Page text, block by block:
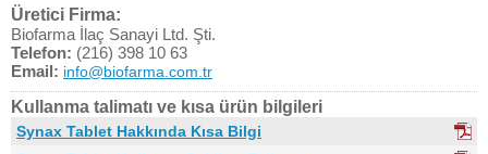
Üretici Firma:
Biofarma İlaç Sanayi Ltd. Şti.
Telefon: (216) 398 10 63
Email: info@biofarma.com.tr
Kullanma talimatı ve kısa ürün bilgileri
Synax Tablet Hakkında Kısa Bilgi